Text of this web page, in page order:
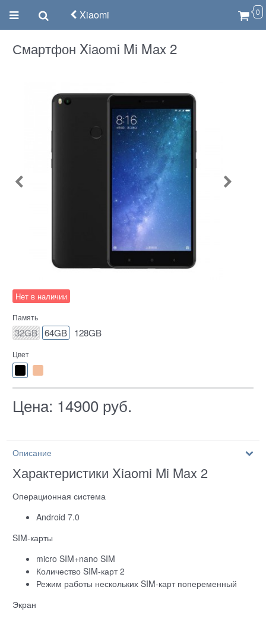
Xiaomi 0
Смартфон Xiaomi Mi Max 2
Нет в наличии
Память
32GB 64GB 128GB
Цвет
Цена: 14900 руб.
Описание
Характеристики Xiaomi Mi Max 2
Операционная система
Android 7.0
SIM-карты
micro SIM+nano SIM
Количество SIM-карт 2
Режим работы нескольких SIM-карт попеременный
Экран